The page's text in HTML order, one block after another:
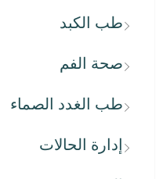
طب الكبد
صحة الفم
طب الغدد الصماء
إدارة الحالات